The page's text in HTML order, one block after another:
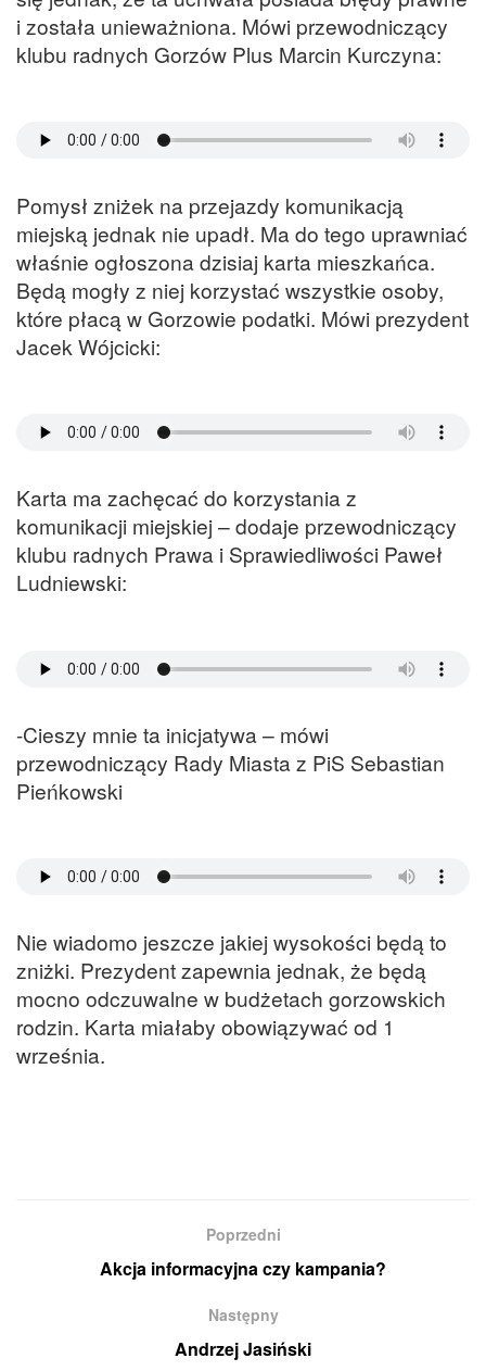
i została unieważniona. Mówi przewodniczący
klubu radnych Gorzów Plus Marcin Kurczyna:
Pomysł zniżek na przejazdy komunikacją
miejską jednak nie upadł. Ma do tego uprawniać
właśnie ogłoszona dzisiaj karta mieszkańca.
Będą mogły z niej korzystać wszystkie osoby,
które płacą w Gorzowie podatki. Mówi prezydent
Jacek Wójcicki:
Karta ma zachęcać do korzystania z
komunikacji miejskiej – dodaje przewodniczący
klubu radnych Prawa i Sprawiedliwości Paweł
Ludniewski:
-Cieszy mnie ta inicjatywa – mówi
przewodniczący Rady Miasta z PiS Sebastian
Pieńkowski
Nie wiadomo jeszcze jakiej wysokości będą to
zniżki. Prezydent zapewnia jednak, że będą
mocno odczuwalne w budżetach gorzowskich
rodzin. Karta miałaby obowiązywać od 1
września.
Poprzedni
Akcja informacyjna czy kampania?
Następny
Andrzej Jasiński